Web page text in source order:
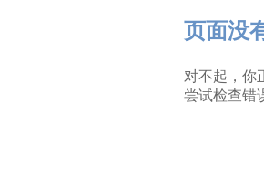
页面没
对不起，你
尝试检查